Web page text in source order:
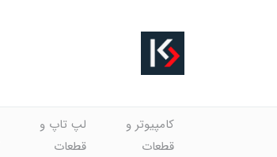
کامپیوتر و
قطعات
لپ تاپ و
قطعات